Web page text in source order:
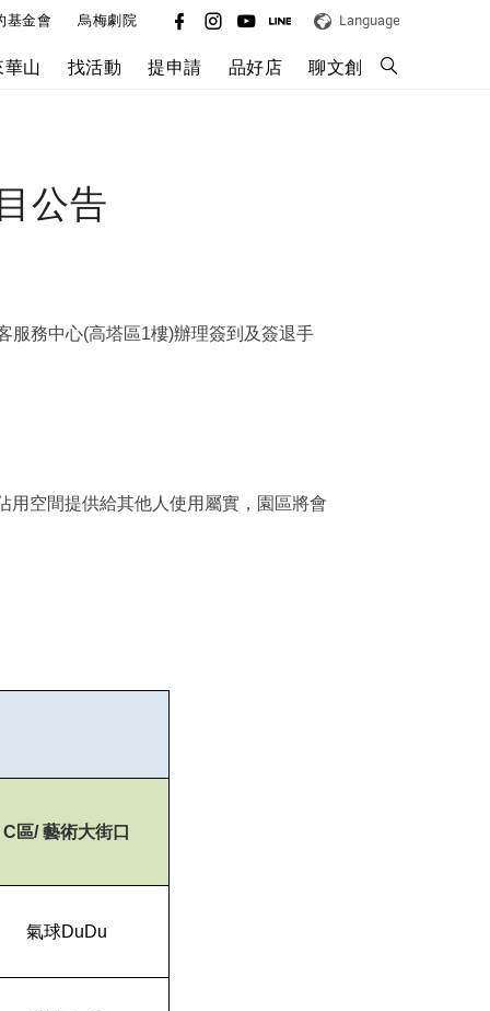
基金會 烏梅劇院 Language
華山 找活動 提申請 品好店 聊文創
公告
服務中心(高塔區1樓)辦理簽到及簽退手
用空間提供給其他人使用屬實，園區將會
C 區/ 藝術大街口
氣球DuDu